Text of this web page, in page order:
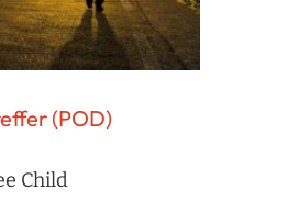
(POD)
Child